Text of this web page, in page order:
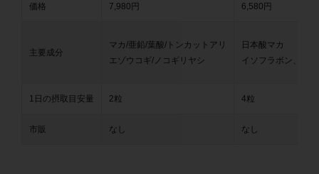
価格 7,980円 6,580円
主要成分
マカ/亜鉛/葉酸/トンカットアリ
エゾウコギ/ノコギリヤシ
日本酸マカ
イソフラボン、酵
1日の摂取目安量 2粒 4粒
市販 なし なし